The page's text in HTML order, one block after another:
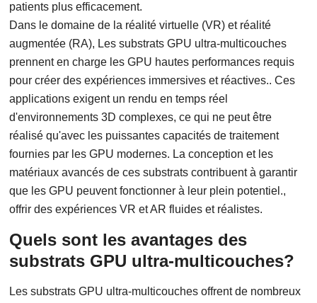
patients plus efficacement.
Dans le domaine de la réalité virtuelle (VR) et réalité
augmentée (RA), Les substrats GPU ultra-multicouches
prennent en charge les GPU hautes performances requis
pour créer des expériences immersives et réactives.. Ces
applications exigent un rendu en temps réel
d'environnements 3D complexes, ce qui ne peut être
réalisé qu'avec les puissantes capacités de traitement
fournies par les GPU modernes. La conception et les
matériaux avancés de ces substrats contribuent à garantir
que les GPU peuvent fonctionner à leur plein potentiel.,
offrir des expériences VR et AR fluides et réalistes.
Quels sont les avantages des
substrats GPU ultra-multicouches?
Les substrats GPU ultra-multicouches offrent de nombreux